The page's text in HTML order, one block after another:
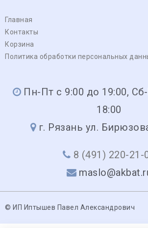
Главная
Контакты
Корзина
Политика обработки персональных
Пн-Пт с 9:00 до 19:00,
18:00
г. Рязань ул.
8 (491) 220-21-
© ИП Иптышев Павел Александрович